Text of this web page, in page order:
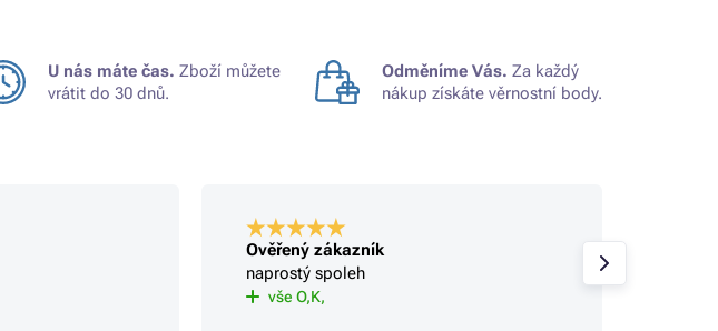
U nás máte čas. Zboží můžete
vrátit do 30 dnů.
Odměníme Vás. Za každý
nákup získáte věrnostní body.
Ověřený zákazník
naprostý spoleh
vše O,K,